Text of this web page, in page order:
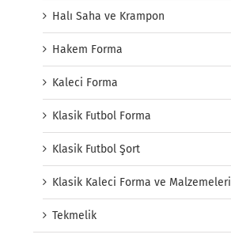
Halı Saha ve Krampon
Hakem Forma
Kaleci Forma
Klasik Futbol Forma
Klasik Futbol Şort
Klasik Kaleci Forma ve Malzemeleri
Tekmelik